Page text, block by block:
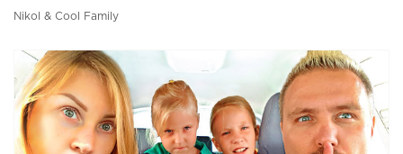
Nikol & Cool Family